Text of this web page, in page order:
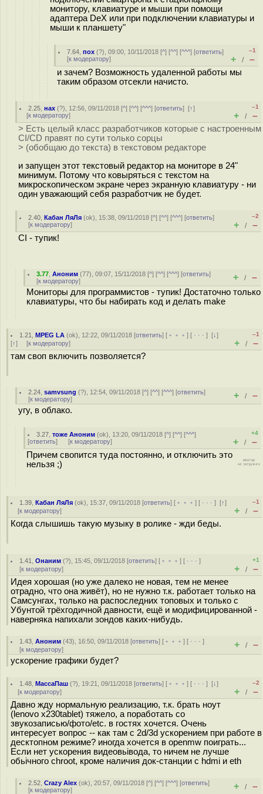
монитору, клавиатуре и мыши при помощи
адаптера DeX или при подключении клавиатуры и
мыши к планшету"
7.64 ,пох (?), 09:00, 10/11/2018 [^] [^^] [^^^] [ответить]
[к модератору]
–1
+ / –
и зачем? Возможность удаленной работы мы
таким образом отсекли начисто.
2.25 ,нах (?), 12:56, 09/11/2018 [^] [^^] [^^^] [ответить][↑]
[к модератору]
–1
+ / –
> Есть целый класс разработчиков которые с настроенным
CI/CD правят по сути только сорцы
> (обобщаю до текста) в текстовом редакторе
и запущен этот текстовый редактор на мониторе в 24"
минимум. Потому что ковыряться с текстом на
микроскопическом экране через экранную клавиатуру - ни
один уважающий себя разработчик не будет.
2.40 ,Кабан ЛяЛя (ok), 15:38, 09/11/2018 [^] [^^] [^^^] [ответить]
[к модератору]
–2
+ / –
CI - тупик!
3.77 ,Аноним (77), 09:07, 15/11/2018 [^] [^^] [^^^] [ответить]
[к модератору] + / –
Мониторы для программистов - тупик! Достаточно только
клавиатуры, что бы набирать код и делать make
1.21 ,MPEG LA (ok), 12:22, 09/11/2018 [ответить] [ ﹢﹢﹢] [ · · ·][↓]
[↑] [к модератору]
–1
+ / –
там своп включить позволяется?
2.24 ,samvsung (?), 12:54, 09/11/2018 [^] [^^] [^^^] [ответить]
[к модератору] + / –
угу, в облако.
3.27 ,тоже Аноним (ok), 13:20, 09/11/2018 [^] [^^] [^^^]
[ответить] [к модератору]
+4
+ / –
Причем свопится туда постоянно, и отключить это
нельзя ;)
1.39 ,Кабан ЛяЛя (ok), 15:37, 09/11/2018 [ответить] [ ﹢﹢﹢] [ · · ·][↑]
[к модератору]
–1
+ / –
Когда слышишь такую музыку в ролике - жди беды.
1.41 ,Онаним (?), 15:45, 09/11/2018 [ответить] [ ﹢﹢﹢] [ · · ·]
[к модератору]
+1
+ / –
Идея хорошая (но уже далеко не новая, тем не менее
отрадно, что она живёт), но не нужно т.к. работает только на
Самсунгах, только на распоследних топовых и только с
Убунтой трёхгодичной давности, ещё и модифицированной -
наверняка напихали зондов каких-нибудь.
1.43 ,Аноним (43), 16:50, 09/11/2018 [ответить] [ ﹢﹢﹢] [ · · ·]
[к модератору] + / –
ускорение графики будет?
1.48 ,МассаПаш (?), 19:21, 09/11/2018 [ответить] [ ﹢﹢﹢] [ · · ·][↓]
[к модератору]
–2
+ / –
Давно жду нормальную реализацию, т.к. брать ноут
(lenovo x230tablet) тяжело, а поработать со
звукозаписью/фото/etc. в гостях хочется. Очень
интересует вопрос -- как там с 2d/3d ускорением при работе в
десктопном режиме? иногда хочется в openmw поиграть...
Если нет ускорения видеовьівода, то ничем не лучше
обьічного chroot, кроме наличия док-станции с hdmi и eth
2.52 ,Crazy Alex (ok), 20:57, 09/11/2018 [^] [^^] [^^^] [ответить]
[к модератору] + / –